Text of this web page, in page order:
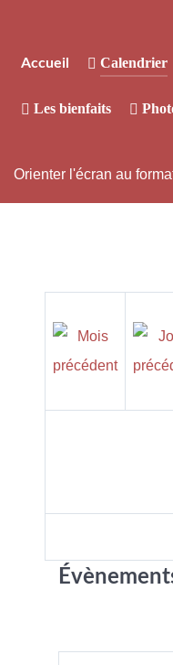
Accueil Calendrier
Les bienfaits
Orienter l'écran au